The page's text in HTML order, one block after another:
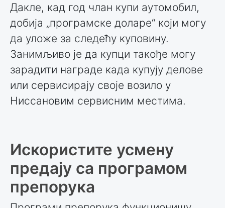
Дакле, кад год члан купи аутомобил,
добија „програмске доларе“ који могу
да уложе за следећу куповину.
Занимљиво је да купци такође могу
зарадити награде када купују делове
или сервисирају своје возило у
Ниссановим сервисним местима.
Искористите усмену
предају са програмом
препорука